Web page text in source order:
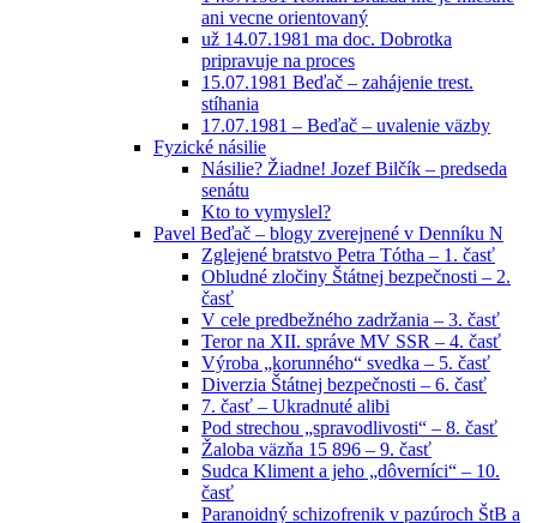
ani vecne orientovaný
už 14.07.1981 ma doc. Dobrotka
pripravuje na proces
15.07.1981 Beďač – zahájenie trest.
stíhania
17.07.1981 – Beďač – uvalenie väzby
Fyzické násilie
Násilie? Žiadne! Jozef Bilčík – predseda
senátu
Kto to vymyslel?
Pavel Beďač – blogy zverejnené v Denníku N
Zglejené bratstvo Petra Tótha – 1. časť
Obludné zločiny Štátnej bezpečnosti – 2.
časť
V cele predbežného zadržania – 3. časť
Teror na XII. správe MV SSR – 4. časť
Výroba „korunného“ svedka – 5. časť
Diverzia Štátnej bezpečnosti – 6. časť
7. časť – Ukradnuté alibi
Pod strechou „spravodlivosti“ – 8. časť
Žaloba väzňa 15 896 – 9. časť
Sudca Kliment a jeho „dôverníci“ – 10.
časť
Paranoidný schizofrenik v pazúroch ŠtB a